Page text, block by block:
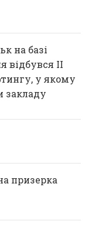
на базі
відбувся ІІ
у якому
закладу
призерка